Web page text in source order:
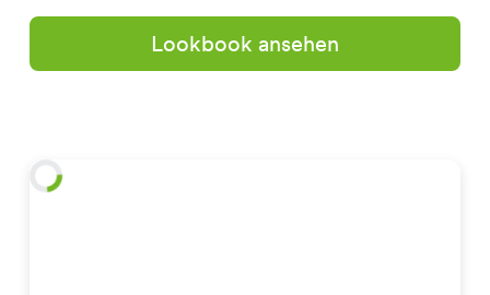
Lookbook ansehen